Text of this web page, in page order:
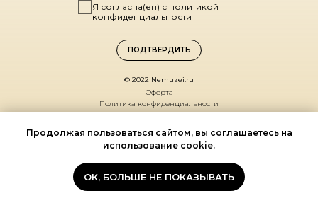
Я согласна(ен) с политикой
конфиденциальности
ПОДТВЕРДИТЬ
Оферта
Политика конфиденциальности
© 2022 Nemuzei.ru
Мы на карте
ул. Комиссара Смирнова, д. 15
(ДК Выборгский, 1 этаж)
Продолжая пользоваться сайтом, вы соглашаетесь на
использование cookie.
ОК, БОЛЬШЕ НЕ ПОКАЗЫВАТЬ